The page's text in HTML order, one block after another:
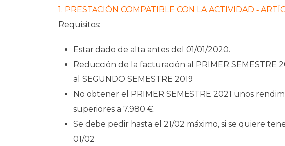
1. PRESTACIÓN COMPATIBLE CON LA ACTIVIDAD ‐
Requisitos:
Estar dado de alta antes del 01/01/2020.
Reducción de la facturación al PRIMER SEMESTRE
al SEGUNDO SEMESTRE 2019
No obtener el PRIMER SEMESTRE 2021 unos
superiores a 7.980 €.
Se debe pedir hasta el 21/02 máximo, si se quiere
01/02.